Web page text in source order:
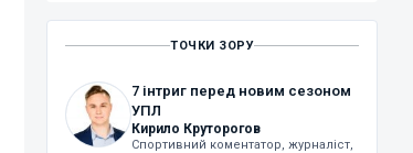
ТОЧКИ ЗОРУ
7 інтриг перед новим сезоном
УПЛ
Кирило Круторогов
Спортивний коментатор, журналіст,